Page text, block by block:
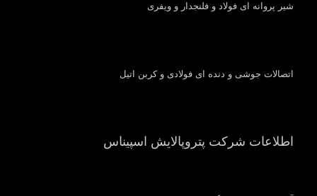
شیر پروانه ای فولاد و فلنجدار و ویفری
اتصالات جوشی و دنده ای فولادی و کربن اتیل
اطلاعات شرکت پتروپالایش اسپیناس